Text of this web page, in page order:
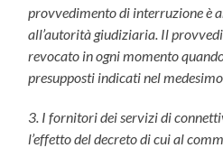
provvedimento di interruzione è
all’autorità giudiziaria. Il
revocato in ogni momento
presupposti indicati nel
3. I fornitori dei servizi di
l’effetto del decreto di cui al